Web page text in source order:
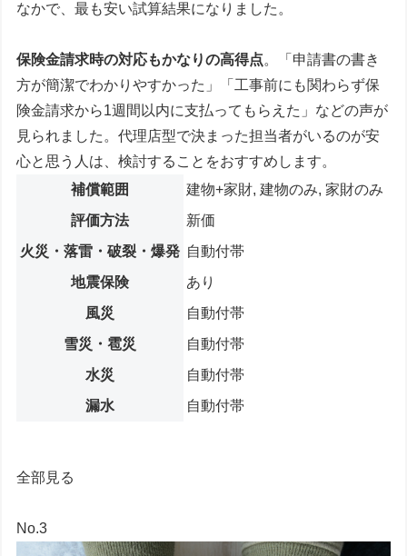
なかで、最も安い試算結果になりました。
保険金請求時の対応もかなりの高得点。「申請書の書き
方が簡潔でわかりやすかった」「工事前にも関わらず保
険金請求から1週間以内に支払ってもらえた」などの声が
見られました。代理店型で決まった担当者がいるのが安
心と思う人は、検討することをおすすめします。
補償範囲
建物+家財, 建物のみ, 家財のみ
評価方法
新価
火災・落雷・破裂・爆発 自動付帯
地震保険
あり
風災
自動付帯
雪災・雹災
自動付帯
水災
自動付帯
漏水
自動付帯
全部見る
No.3